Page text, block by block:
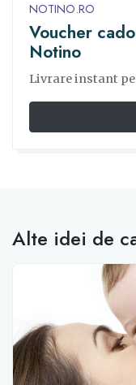
NOTINO.RO
Voucher
Notino
Livrare instant
Alte idei de